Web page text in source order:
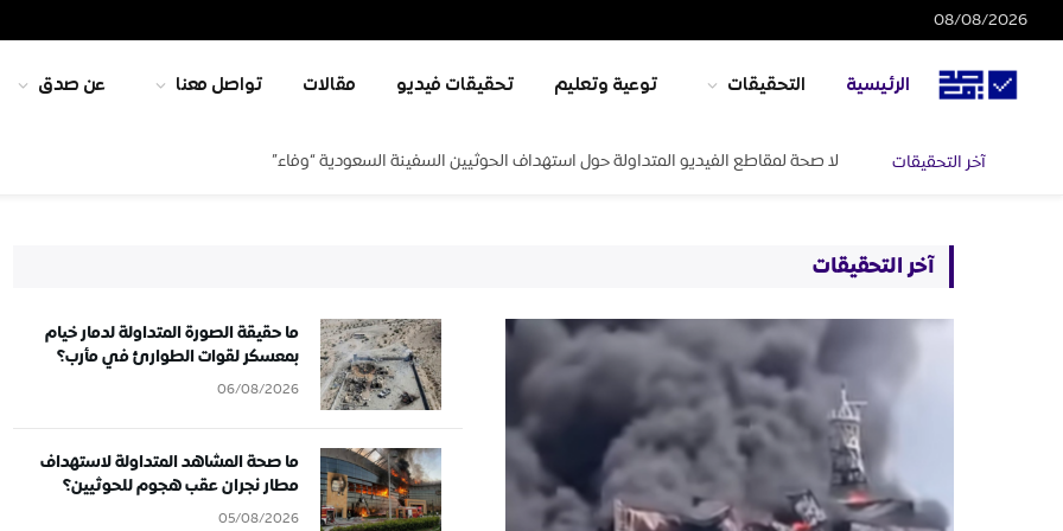
08/08/2026
الرئيسية التحقيقات توعية وتعليم تحقيقات فيديو مقالات تواصل معنا عن صدق
آخر التحقيقات لا صحة لمقاطع الفيديو المتداولة حول استهداف الحوثيين السفينة السعودية “وفاء”
آخر التحقيقات
ما حقيقة الصورة المتداولة لدمار خيام
بمعسكر لقوات الطوارئ في مأرب؟
06/08/2026
ما صحة المشاهد المتداولة لاستهداف
مطار نجران عقب هجوم للحوثيين؟
05/08/2026